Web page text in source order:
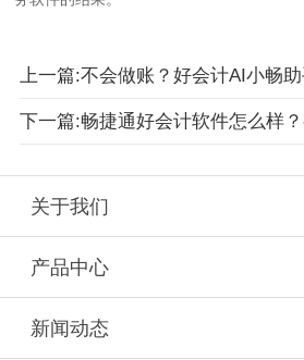
关于我们
产品中心
新闻动态